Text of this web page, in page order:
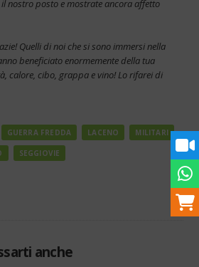
nostro posto e mostrate ancora affetto
Quelli di noi che si sono immersi nella
beneficiato enormemente della tua
calore, cibo, grappa e vino! Lo rifarei di
GUERRA FREDDA LACENO MILITARI
SEGGIOVIE
anche